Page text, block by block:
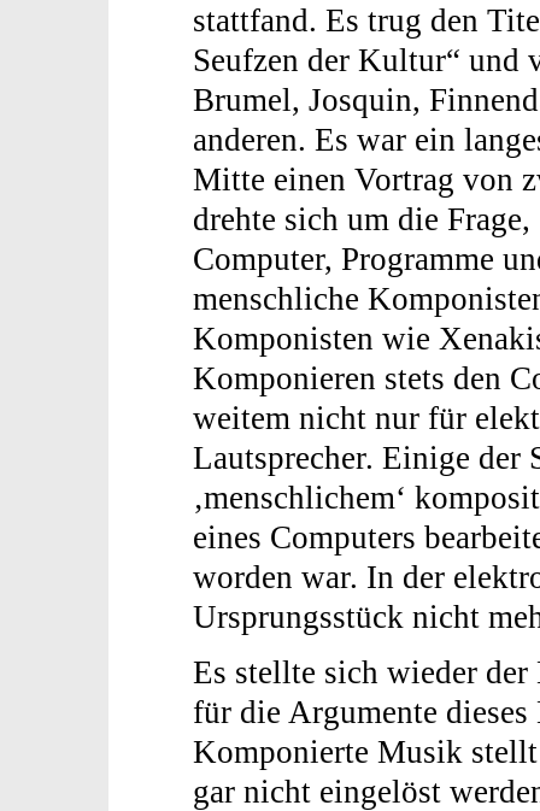
stattfand. Es trug den
Seufzen der Kultur“ und
Brumel, Josquin,
anderen. Es war ein
Mitte einen Vortrag von
drehte sich um die
Computer, Programme
menschliche
Komponisten wie
Komponieren stets den
weitem nicht nur für
Lautsprecher. Einige der
‚menschlichem‘
eines Computers
worden war. In der
Ursprungsstück nicht
Es stellte sich wieder
für die Argumente dieses
Komponierte Musik
gar nicht eingelöst